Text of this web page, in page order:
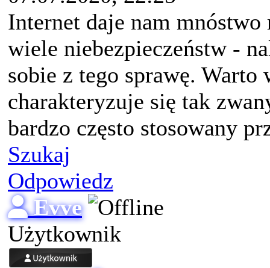
Internet daje nam
wiele niebezpieczeństw -
sobie z tego sprawę. Warto
charakteryzuje się tak
bardzo często stosowany
Szukaj
Odpowiedz
Evve
Użytkownik